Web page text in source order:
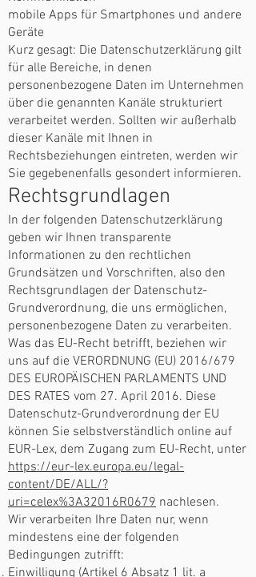
mobile Apps für Smartphones und andere
Geräte
Kurz gesagt: Die Datenschutzerklärung gilt
für alle Bereiche, in denen
personenbezogene Daten im Unternehmen
über die genannten Kanäle strukturiert
verarbeitet werden. Sollten wir außerhalb
dieser Kanäle mit Ihnen in
Rechtsbeziehungen eintreten, werden wir
Sie gegebenenfalls gesondert informieren.
Rechtsgrundlagen
In der folgenden Datenschutzerklärung
geben wir Ihnen transparente
Informationen zu den rechtlichen
Grundsätzen und Vorschriften, also den
Rechtsgrundlagen der Datenschutz-
Grundverordnung, die uns ermöglichen,
personenbezogene Daten zu verarbeiten.
Was das EU-Recht betrifft, beziehen wir
uns auf die VERORDNUNG (EU) 2016/679
DES EUROPÄISCHEN PARLAMENTS UND
DES RATES vom 27. April 2016. Diese
Datenschutz-Grundverordnung der EU
können Sie selbstverständlich online auf
EUR-Lex, dem Zugang zum EU-Recht, unter
https://eur-lex.europa.eu/legal-
content/DE/ALL/?
uri=celex%3A32016R0679 nachlesen.
Wir verarbeiten Ihre Daten nur, wenn
mindestens eine der folgenden
Bedingungen zutrifft:
Einwilligung (Artikel 6 Absatz 1 lit. a